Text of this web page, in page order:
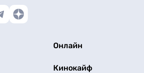
Онлайн
Кинокайф